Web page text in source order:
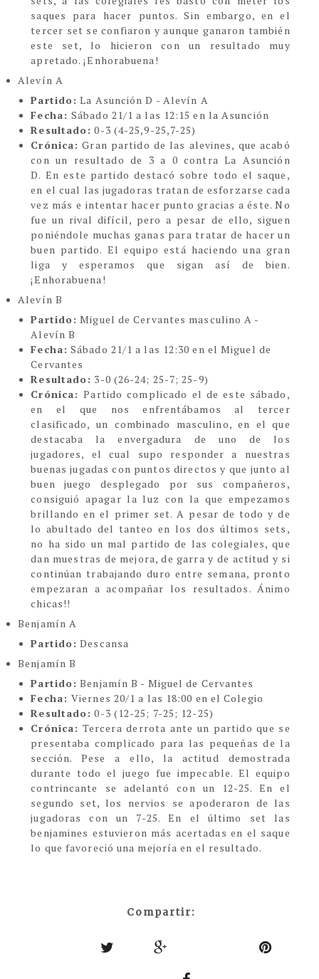
saques para hacer puntos. Sin embargo, en el
tercer set se confiaron y aunque ganaron también
este set, lo hicieron con un resultado muy
apretado. ¡Enhorabuena!
Alevín A
Partido: La Asunción D - Alevín A
Fecha:Sábado 21/1 a las 12:15 en la Asunción
Resultado: 0-3 (4-25,9-25,7-25)
Crónica: Gran partido de las alevines, que acabó
con un resultado de 3 a 0 contra La Asunción
D. En este partido destacó sobre todo el saque,
en el cual las jugadoras tratan de esforzarse cada
vez más e intentar hacer punto gracias a éste. No
fue un rival difícil, pero a pesar de ello, siguen
poniéndole muchas ganas para tratar de hacer un
buen partido. El equipo está haciendo una gran
liga y esperamos que sigan así de bien.
¡Enhorabuena!
Alevín B
Partido: Miguel de Cervantes masculino A -
Alevín B
Fecha: Sábado 21/1 a las 12:30 en el Miguel de
Cervantes
Resultado: 3-0 (26-24; 25-7; 25-9)
Crónica:Partido complicado el de este sábado,
en el que nos enfrentábamos al tercer
clasificado, un combinado masculino, en el que
destacaba la envergadura de uno de los
jugadores, el cual supo responder a nuestras
buenas jugadas con puntos directos y que junto al
buen juego desplegado por sus compañeros,
consiguió apagar la luz con la que empezamos
brillando en el primer set. A pesar de todo y de
lo abultado del tanteo en los dos últimos sets,
no ha sido un mal partido de las colegiales, que
dan muestras de mejora, de garra y de actitud y si
continúan trabajando duro entre semana, pronto
empezaran a acompañar los resultados. Ánimo
chicas!!
Benjamín A
Partido: Descansa
Benjamín B
Partido: Benjamín B - Miguel de Cervantes
Fecha:Viernes 20/1 a las 18:00 en el Colegio
Resultado: 0-3 (12-25; 7-25; 12-25)
Crónica: Tercera derrota ante un partido que se
presentaba complicado para las pequeñas de la
sección. Pese a ello, la actitud demostrada
durante todo el juego fue impecable. El equipo
contrincante se adelantó con un 12-25. En el
segundo set, los nervios se apoderaron de las
jugadoras con un 7-25. En el último set las
benjamines estuvieron más acertadas en el saque
lo que favoreció una mejoría en el resultado.
Compartir: